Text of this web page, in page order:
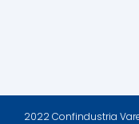
2022 Confindustria